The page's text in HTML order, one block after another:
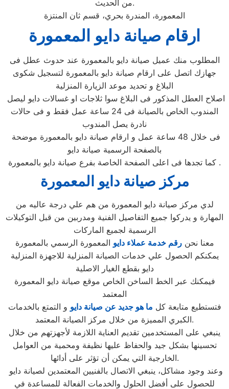
من الحديث.
المعمورة، المندرة بحري، قسم ثان المنتزة
ارقام صيانة دايو المعمورة
المطلوب منك عميل صيانة دايو بالمعمورة عند حدوث عطل فى
جهازك اتصل على ارقام صيانة دايو بالمعمورة لتسجيل شكوى
البلاغ و تحديد موعد الزيارة المنزلية
المندوب الخاص بالصيانة فى 24 ساعة عمل فقط و فى حالات
نادرة يصل المندوب
بالصفحة الرسمية صيانة دايو
كما تجدها فى اعلى الصفحة الخاصة بفرع صيانة دايو بالمعمورة .
مركز صيانة دايو المعمورة
لدي مركز صيانة دايو المعمورة من هم علي درجة عاليه من
المهارة و يدركوا جميع التفاصيل الفنية ومدربين من قبل التوكيلات
الرسمية لجميع الماركات
معنا نحنرقم خدمة عملاء دايو المعمورة الرسمي بالمعمورة
يمكنكم الحصول علي خدمات الصيانة المنزلية للاجهزة المنزلية
دايو بقطع الغيار الاصلية
فيمكنك عبر الخط الساخن الخاص موقع صيانة دايو المعمورة
المعتمد
فتستطيع متابعة كل ما هو جديد عن صيانة دايو و التمتع بالخدمات
الكبري المميزة من خلال مركز الصيانة المعتمد.
ينبغي على المستخدمين تقديم العناية اللازمة لأجهزتهم من خلال
تحسينها بشكل جيد والحفاظ عليها نظيفة ومحمية من العوامل
الخارجية التي يمكن أن تؤثر على أدائها.
وعند وجود مشاكل، ينبغي الاتصال بالفنيين المعتمدين لصيانة دايو
للحصول على أفضل الحلول والخدمات الفعالة للمساعدة في